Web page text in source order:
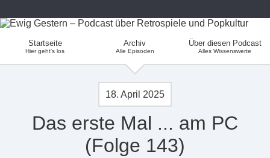
Startseite
Hier geht's los
Archiv
Alle Episoden
Über diesen Podcast
Alles Wissenswerte
18. April 2025
Das erste Mal ... am PC
(Folge 143)